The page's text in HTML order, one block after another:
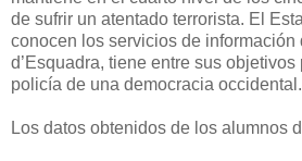
de sufrir un atentado terrorista. El
conocen los servicios de información
d’Esquadra, tiene entre sus
policía de una democracia occidental.
Los datos obtenidos de los alumnos